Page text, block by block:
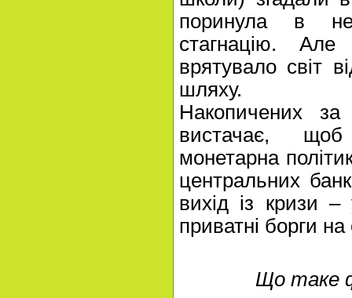
поринула в
стагнацію.
врятувало світ
шляху.
Накопичених за
вистачає, щоб
монетарна
центральних
вихід із кризи –
приватні борги
Що таке